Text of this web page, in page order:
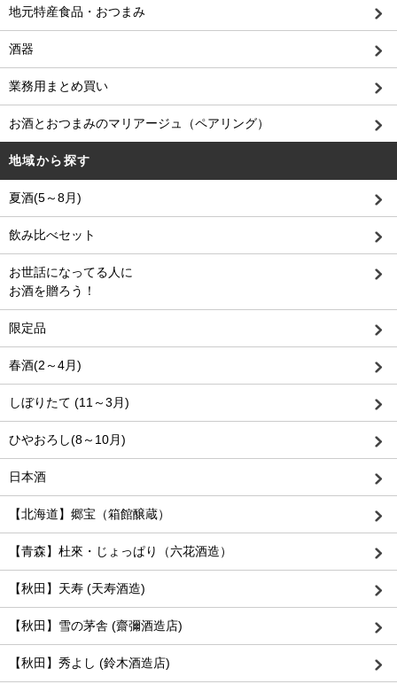
地元特産食品・おつまみ
酒器
業務用まとめ買い
お酒とおつまみのマリアージュ（ペアリング）
地域から探す
夏酒(5～8月)
飲み比べセット
お世話になってる人に
お酒を贈ろう！
限定品
春酒(2～4月)
しぼりたて (11～3月)
ひやおろし(8～10月)
日本酒
【北海道】郷宝（箱館醸蔵）
【青森】杜來・じょっぱり（六花酒造）
【秋田】天寿 (天寿酒造)
【秋田】雪の茅舎 (齋彌酒造店)
【秋田】秀よし (鈴木酒造店)